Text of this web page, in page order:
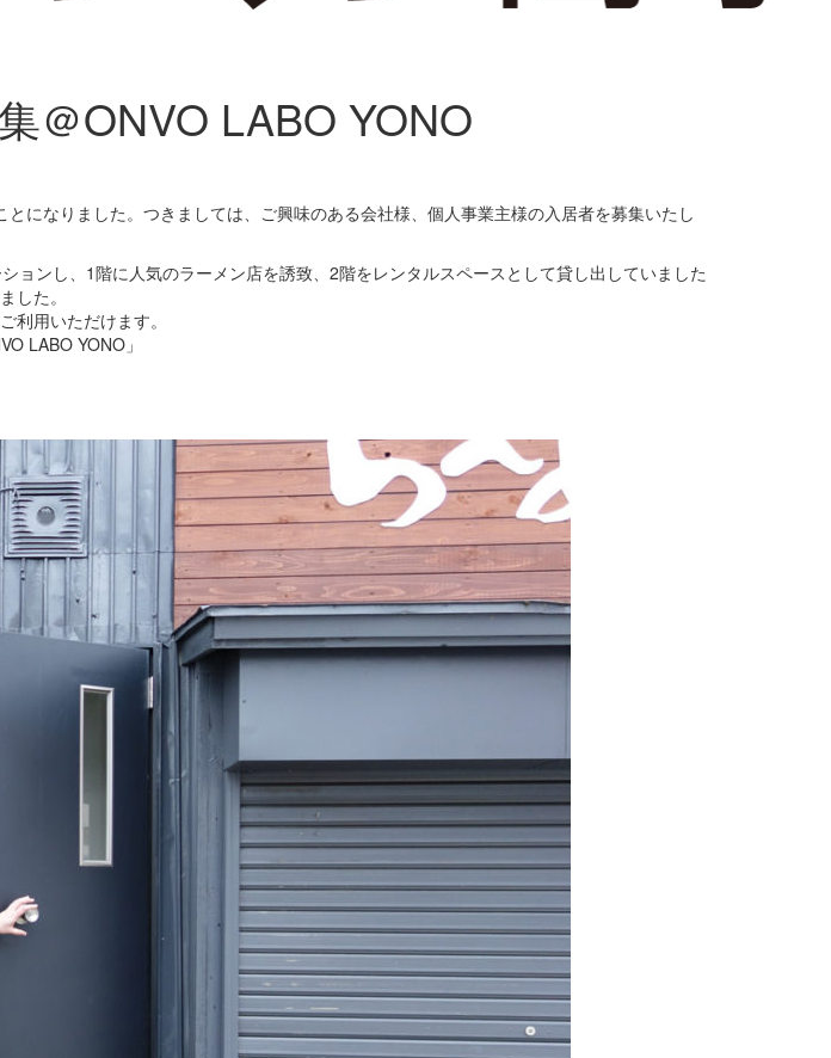
＠ONVO LABO YONO
になりました。つきましては、ご興味のある会社様、個人事業主様の入居者を募集いたし
ンし、1階に人気のラーメン店を誘致、2階をレンタルスペースとして貸し出していました
した。
利用いただけます。
LABO YONO」